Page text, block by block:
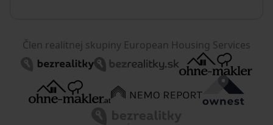
Člen realitnej skupiny European Housing Services